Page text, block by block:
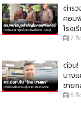
ตำร
คอม
โรงเ
7 สิ
ด่วน!
บาง
ขาย
6 สิ